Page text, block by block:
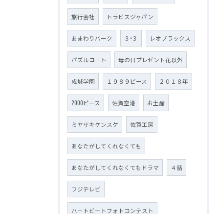
旅行会社 トラビスジャパン
あまわりパーク ３×３ レオブラックス
パズルコート 母の日プレゼント花以外
成城学園 １９８９ピース ２０１８年
2000ピース 佐賀空港 お土産
ミヤザキケンスケ 佐賀工房
あなたがしてくれなくても
あなたがしてくれなくてもドラマ ４話
フジテレビ
ハートビートフォトコンテスト